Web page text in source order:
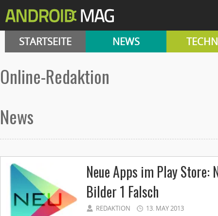
STARTSEITE NEWS
Online-Redaktion
News
Neue Apps im Play Store:
Bilder 1 Falsch
REDAKTION 13. MAY 2013